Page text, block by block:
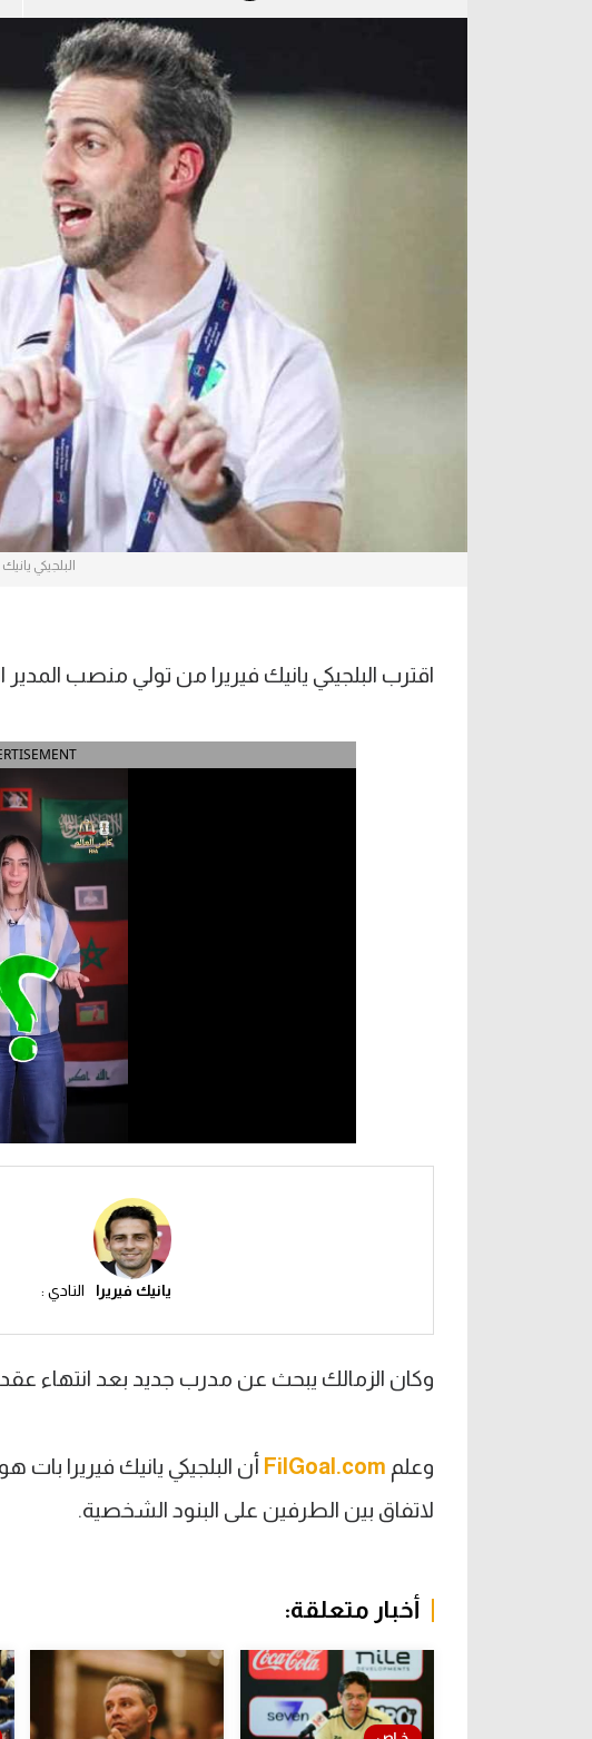
الدوري السعودي
دوري أبطال أوروبا
دوري أبطال إفريقيا
كل البطولات
البلجيكي يانيك
اقترب البلجيكي يانيك فيريرا من تولي منصب المدير
يانيك فيريرا النادي :
وكان الزمالك يبحث عن مدرب جديد بعد انتهاء
وعلم FilGoal.com أن البلجيكي يانيك فيريرا بات
لاتفاق بين الطرفين على البنود الشخصية.
أخبار متعلقة: